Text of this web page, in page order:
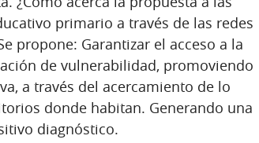
primario a través de las redes
propone: Garantizar el acceso a la
de vulnerabilidad, promoviendo
a través del acercamiento de lo
donde habitan. Generando una
diagnóstico.